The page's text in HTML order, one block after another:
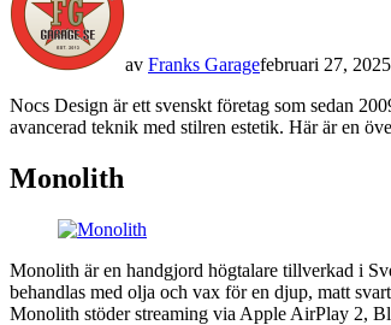
av Franks Garagefebruari 27, 2025
Nocs Design är ett svenskt företag som sedan
avancerad teknik med stilren estetik. Här är en
Monolith
Monolith är en handgjord högtalare tillverkad i
behandlas med olja och vax för en djup, matt
Monolith stöder streaming via Apple AirPlay 2,